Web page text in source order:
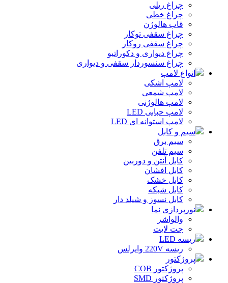
چراغ ریلی
چراغ خطی
قاب هالوژن
چراغ سقفی توکار
چراغ سقفی روکار
چراغ دیواری و دکوراتیو
چراغ سنسوردار سقفی و دیواری
انواع لامپ
لامپ اشکی
لامپ شمعی
لامپ هالوژنی
لامپ حبابی LED
لامپ استوانه ای LED
سیم و کابل
سیم برق
سیم تلفن
کابل آنتن و دوربین
کابل افشان
کابل خشک
کابل شبکه
کابل نسوز و شیلد دار
نورپردازی نما
والواشر
جت لایت
ریسه LED
ریسه 220V وایرلس
پروژکتور
پروژکتور COB
پروژکتور SMD